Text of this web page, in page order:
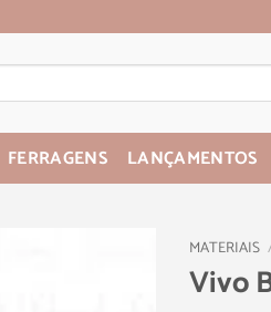
FERRAGENS LANÇAMENTOS
MATERIAIS
Vivo